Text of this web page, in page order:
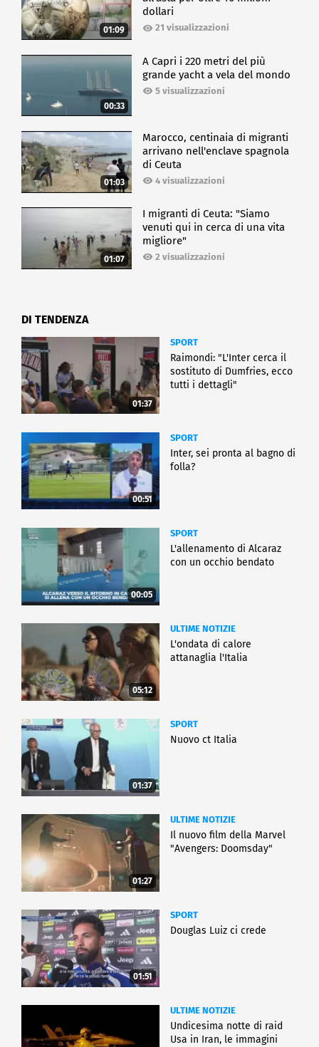
01:09
dollari
21 visualizzazioni
00:33
A Capri i 220 metri del più
grande yacht a vela del mondo
5 visualizzazioni
01:03
Marocco, centinaia di migranti
arrivano nell'enclave spagnola
di Ceuta
4 visualizzazioni
01:07
I migranti di Ceuta: "Siamo
venuti qui in cerca di una vita
migliore"
2 visualizzazioni
DI TENDENZA
01:37
SPORT
Raimondi: "L'Inter cerca il
sostituto di Dumfries, ecco
tutti i dettagli"
00:51
SPORT
Inter, sei pronta al bagno di
folla?
00:05
SPORT
L'allenamento di Alcaraz
con un occhio bendato
05:12
ULTIME NOTIZIE
L'ondata di calore
attanaglia l'Italia
01:37
SPORT
Nuovo ct Italia
01:27
ULTIME NOTIZIE
Il nuovo film della Marvel
"Avengers: Doomsday"
01:51
SPORT
Douglas Luiz ci crede
ULTIME NOTIZIE
Undicesima notte di raid
Usa in Iran, le immagini